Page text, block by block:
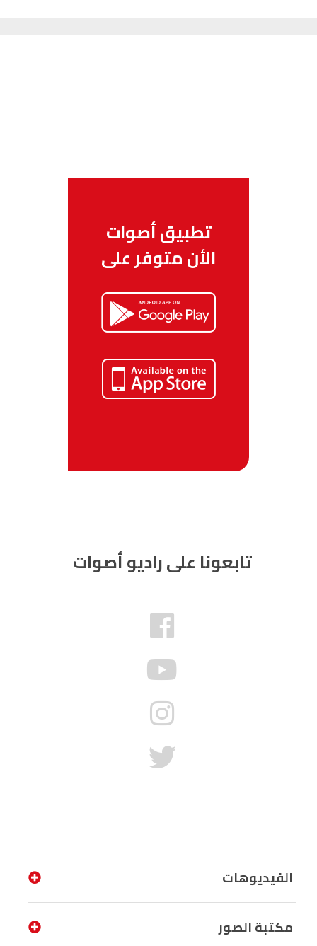
تطبيق أصوات
الأن متوفر على
تابعونا على راديو أصوات
الفيديوهات
مكتبة الصور